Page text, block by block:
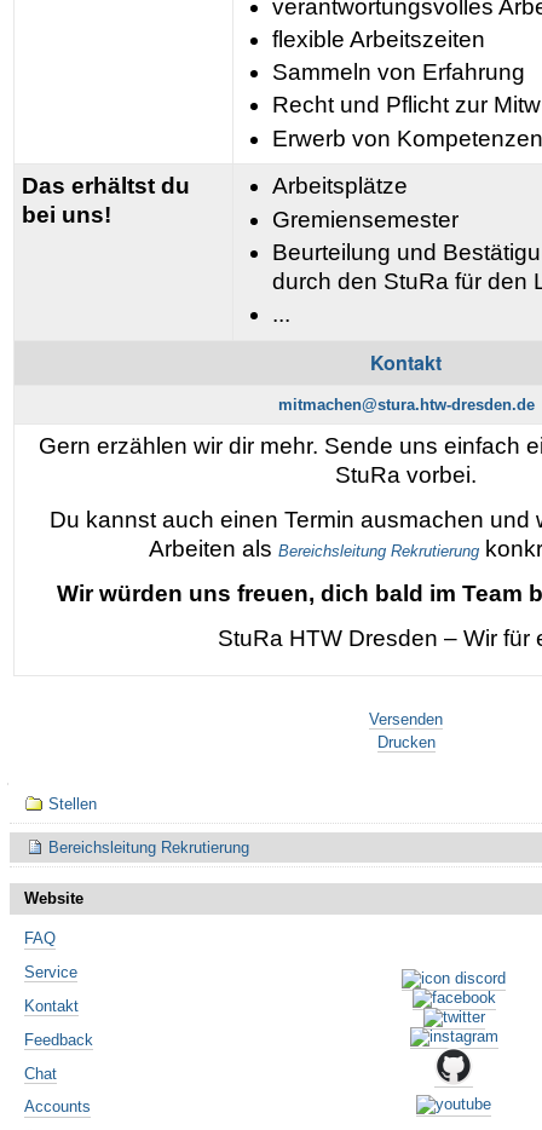
verantwortungsvolles
flexible Arbeitszeiten
Sammeln von Erfahrung
Recht und Pflicht zur
Erwerb von Kompetenzen
Das erhältst du
bei uns!
Arbeitsplätze
Gremiensemester
Beurteilung und
durch den StuRa für den
...
Kontakt
mitmachen@stura.htw-dresden.de
Gern erzählen wir dir mehr. Sende uns einfach
StuRa vorbei.
Du kannst auch einen Termin ausmachen und
Arbeiten alsBereichsleitung Rekrutierung
Wir würden uns freuen, dich bald im Team
StuRa HTW Dresden – Wir für
Versenden
Drucken
Navigation
Stellen
Bereichsleitung Rekrutierung
Website
FAQ
Service
Kontakt
Feedback
Chat
Accounts